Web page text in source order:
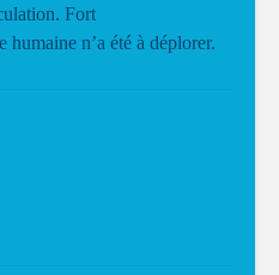
Fort
humaine n’a été à déplorer.